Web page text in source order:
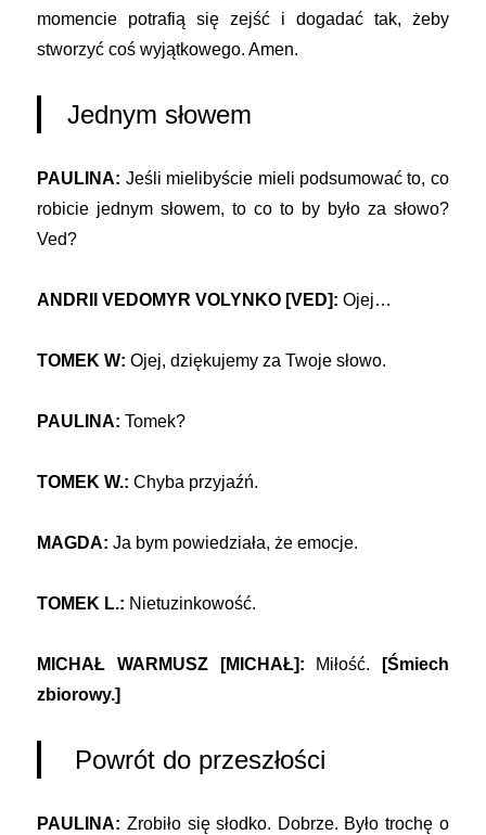
momencie potrafią się zejść i dogadać tak, żeby
stworzyć coś wyjątkowego. Amen.
Jednym słowem
PAULINA: Jeśli mielibyście mieli podsumować to, co
robicie jednym słowem, to co to by było za słowo?
Ved?
ANDRII VEDOMYR VOLYNKO [VED]: Ojej…
TOMEK W: Ojej, dziękujemy za Twoje słowo.
PAULINA: Tomek?
TOMEK W.: Chyba przyjaźń.
MAGDA: Ja bym powiedziała, że emocje.
TOMEK L.: Nietuzinkowość.
MICHAŁ WARMUSZ [MICHAŁ]: Miłość.
[Śmiech
zbiorowy.]
Powrót do przeszłości
PAULINA: Zrobiło się słodko. Dobrze. Było trochę o